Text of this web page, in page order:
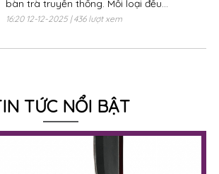
bàn trà truyền thống. Mỗi loại đều...
16:20 12-12-2025 | 436 lượt xem
TỨC NỔI BẬT